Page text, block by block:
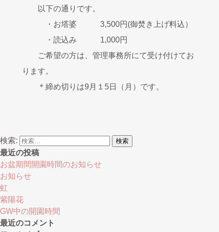
以下の通りです。
・お塔婆 3,500円(御焚き上げ料込）
・読込み 1,000円
ご希望の方は、管理事務所にて受け付けてお
ります。
＊締め切りは9月１5日（月）です。
検索:
最近の投稿
お盆期間開園時間のお知らせ
お知らせ
虹
紫陽花
GW中の開園時間
最近のコメント